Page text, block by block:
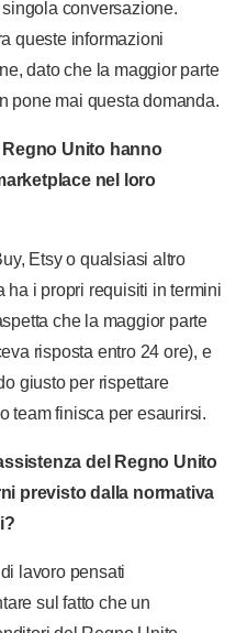
conversazione.
queste informazioni
dato che la maggior parte
pone mai questa domanda.
Regno Unito hanno
nel loro
Etsy o qualsiasi altro
ha i propri requisiti in termini
che la maggior parte
risposta entro 24 ore), e
giusto per rispettare
team finisca per esaurirsi.
del Regno Unito
previsto dalla normativa
lavoro pensati
sul fatto che un